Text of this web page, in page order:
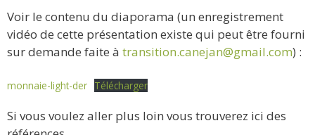
Voir le contenu du diaporama (un enregistrement
vidéo de cette présentation existe qui peut être fourni
sur demande faite à transition.canejan@gmail.com) :
monnaie-light-der Télécharger
Si vous voulez aller plus loin vous trouverez ici des